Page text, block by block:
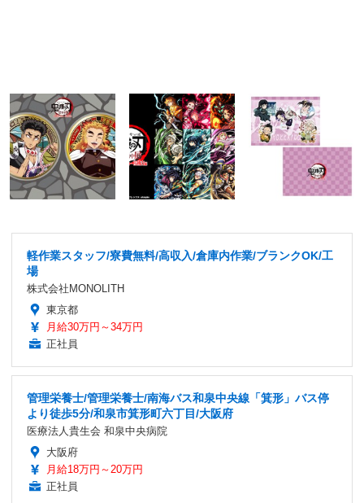
軽作業スタッフ/寮費無料/高収入/倉庫内作業/ブランクOK/工
場
株式会社MONOLITH
東京都
月給30万円～34万円
正社員
管理栄養士/管理栄養士/南海バス和泉中央線「箕形」バス停
より徒歩5分/和泉市箕形町六丁目/大阪府
医療法人貴生会 和泉中央病院
大阪府
月給18万円～20万円
正社員